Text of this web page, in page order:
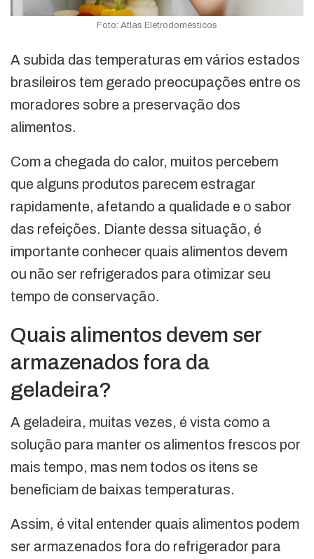
Foto: Atlas Eletrodomésticos
A subida das temperaturas em vários estados
brasileiros tem gerado preocupações entre os
moradores sobre a preservação dos
alimentos.
Com a chegada do calor, muitos percebem
que alguns produtos parecem estragar
rapidamente, afetando a qualidade e o sabor
das refeições. Diante dessa situação, é
importante conhecer quais alimentos devem
ou não ser refrigerados para otimizar seu
tempo de conservação.
Quais alimentos devem ser
armazenados fora da
geladeira?
A geladeira, muitas vezes, é vista como a
solução para manter os alimentos frescos por
mais tempo, mas nem todos os itens se
beneficiam de baixas temperaturas.
Assim, é vital entender quais alimentos podem
ser armazenados fora do refrigerador para